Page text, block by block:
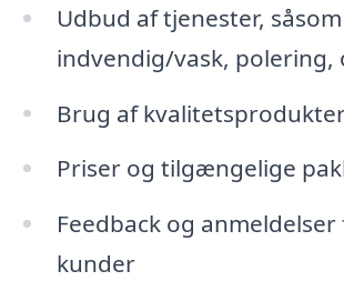
Udbud af tjenester, såsom
indvendig/vask, polering,
Brug af
Priser og tilgængelige
Feedback og
kunder